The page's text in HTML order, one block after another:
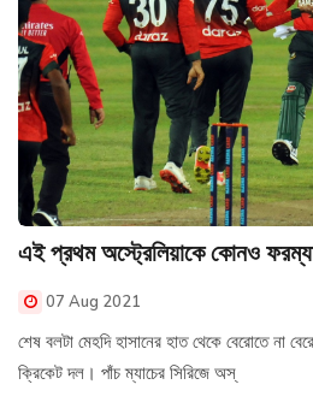
এই প্রথম অস্ট্রেলিয়াকে কোনও
07 Aug 2021
শেষ বলটা মেহদি হাসানের হাত থেকে বেরোতে না
ক্রিকেট দল। পাঁচ ম্যাচের সিরিজে অস্